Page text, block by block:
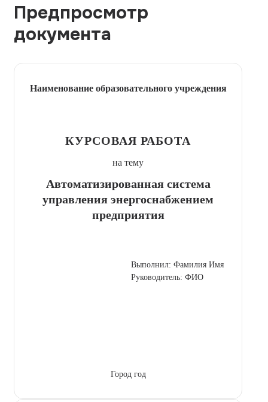
Предпросмотр
документа
Наименование образовательного учреждения
КУРСОВАЯ РАБОТА
на тему
Автоматизированная система
управления энергоснабжением
предприятия
Выполнил: Фамилия Имя
Руководитель: ФИО
Город год